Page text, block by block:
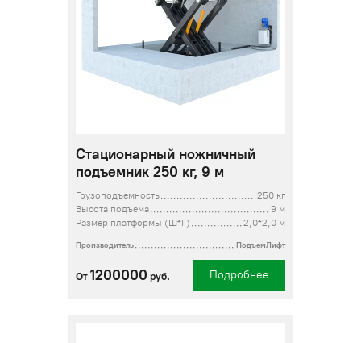
Стационарный ножничный
подъемник 250 кг, 9 м
Грузоподъемность
250 кг
Высота подъема
9 м
Размер платформы (Ш*Г)
2,0*2,0 м
Производитель ПодъемЛифт
От 1200000 руб. Подробнее